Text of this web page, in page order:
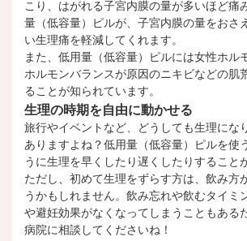
こり、はがれる子宮内膜の量が多いほど痛
量（低容量）ピルが、子宮内膜の量をおさ
い生理痛を軽減してくれます。
また、低用量（低容量）ピルには女性ホル
ホルモンバランスが原因のニキビなどの肌
ることが知られています。
生理の時期を自由に動かせる
旅行やイベントなど、どうしても生理にな
ありますよね？低用量（低容量）ピルを使
うに生理を早くしたり遅くしたりすること
ただし、初めて生理をずらす方は、飲み方
うかもしれません。飲み忘れや飲むタイミ
や避妊効果がなくなってしまうこともある
病院に相談してくださいね！